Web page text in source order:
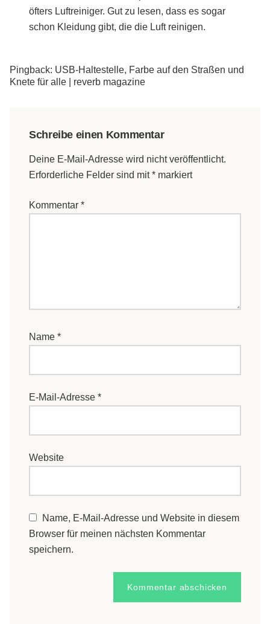
öfters Luftreiniger. Gut zu lesen, dass es sogar
schon Kleidung gibt, die die Luft reinigen.
Pingback: USB-Haltestelle, Farbe auf den Straßen und
Knete für alle | reverb magazine
Schreibe einen Kommentar
Deine E-Mail-Adresse wird nicht veröffentlicht.
Erforderliche Felder sind mit* markiert
Kommentar *
Name *
E-Mail-Adresse *
Website
Name, E-Mail-Adresse und Website in diesem
Browser für meinen nächsten Kommentar
speichern.